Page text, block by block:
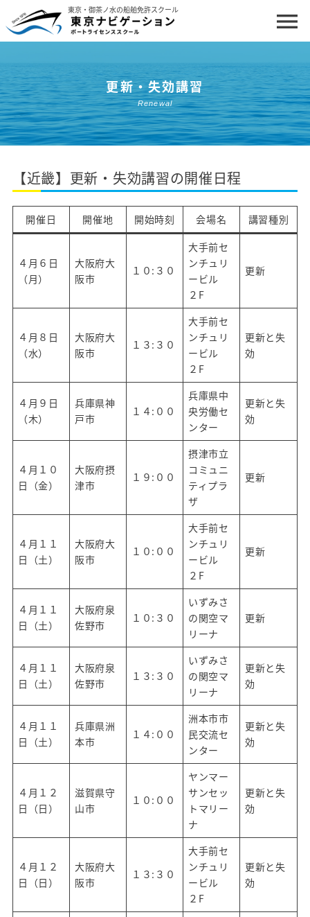
東京・御茶ノ水の船舶免許スクール menu
船舶免許について
コースと料金
講習・試験日程
更新・失効講習
クルージング体験・イベント
お問い合わせ・お申し込み
おすすめクルージングコース
レンタルボートのご案内
プライバシーポリシー
更新・失効講習
Renewal
【近畿】更新・失効講習の開催日程
開催日 開催地 開始時刻 会場名 講習種別
４月６日
（月）
大阪府大
阪市
１０:３０
大手前セ
ンチュリ
ービル
２F
更新
４月８日
（水）
大阪府大
阪市
１３:３０
大手前セ
ンチュリ
ービル
２F
更新と失
効
４月９日
（木）
兵庫県神
戸市
１４:００
兵庫県中
央労働セ
ンター
更新と失
効
４月１０
日（金）
大阪府摂
津市
１９:００
摂津市立
コミュニ
ティプラ
ザ
更新
４月１１
日（土）
大阪府大
阪市
１０:００
大手前セ
ンチュリ
ービル
２F
更新
４月１１
日（土）
大阪府泉
佐野市
１０:３０
いずみさ
の関空マ
リーナ
更新
４月１１
日（土）
大阪府泉
佐野市
１３:３０
いずみさ
の関空マ
リーナ
更新と失
効
４月１１
日（土）
兵庫県洲
本市
１４:００
洲本市市
民交流セ
ンター
更新と失
効
４月１２
日（日）
滋賀県守
山市
１０:００
ヤンマー
サンセッ
トマリー
ナ
更新と失
効
４月１２
日（日）
大阪府大
阪市
１３:３０
大手前セ
ンチュリ
ービル
２F
更新と失
効